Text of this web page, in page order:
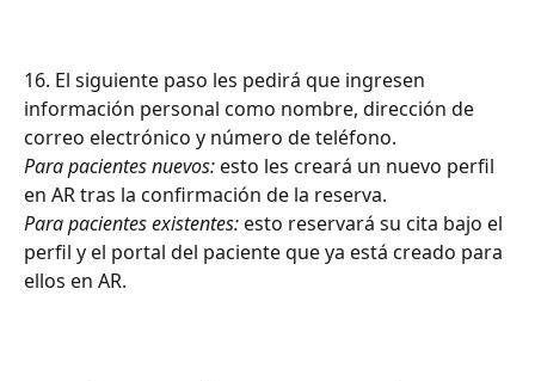
16. El siguiente paso les pedirá que ingresen
información personal como nombre, dirección de
correo electrónico y número de teléfono.
Para pacientes nuevos: esto les creará un nuevo perfil
en AR tras la confirmación de la reserva.
Para pacientes existentes: esto reservará su cita bajo el
perfil y el portal del paciente que ya está creado para
ellos en AR.